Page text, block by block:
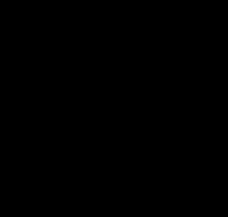
nitrat trong chất lỏng, chất